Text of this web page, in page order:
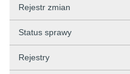
Rejestr zmian
Status sprawy
Rejestry